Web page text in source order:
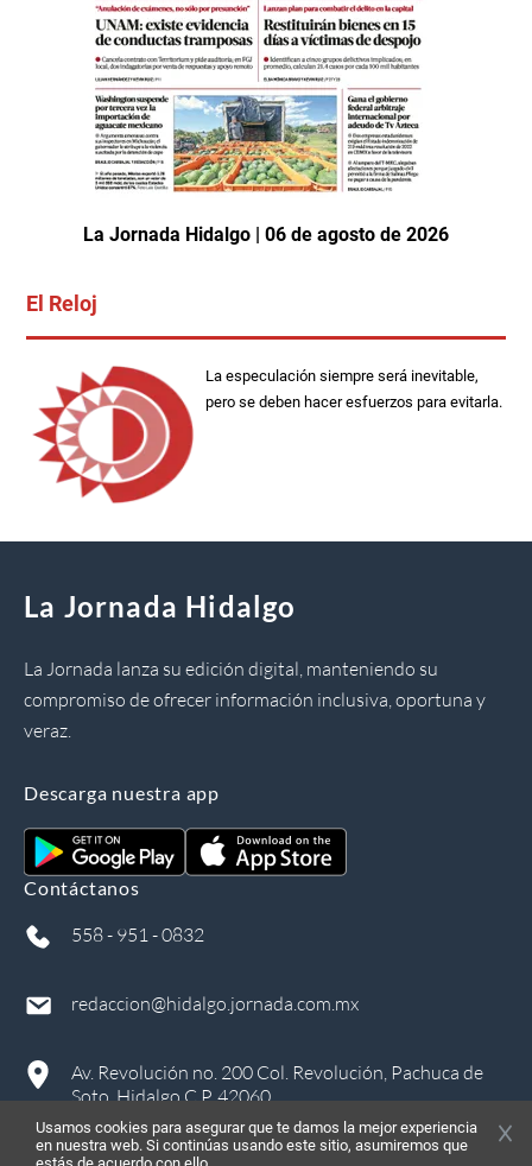
La Jornada Hidalgo | 06 de agosto de 2026
El Reloj
La especulación siempre será inevitable,
pero se deben hacer esfuerzos para evitarla.
La Jornada Hidalgo
La Jornada lanza su edición digital, manteniendo su
compromiso de ofrecer información inclusiva, oportuna y
veraz.
Descarga nuestra app
Contáctanos
558 - 951 - 0832
redaccion@hidalgo.jornada.com.mx
Av. Revolución no. 200 Col. Revolución, Pachuca de
Soto, Hidalgo C.P. 42060
Usamos cookies para asegurar que te damos la mejor experiencia
en nuestra web. Si continúas usando este sitio, asumiremos que